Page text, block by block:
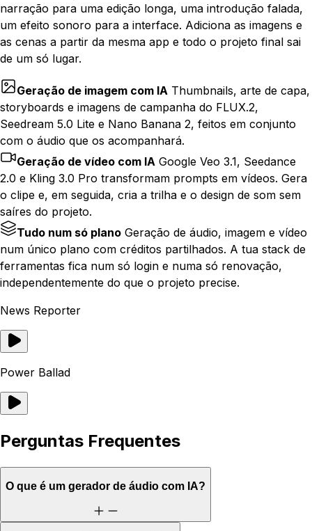
narração para uma edição longa, uma introdução falada,
um efeito sonoro para a interface. Adiciona as imagens e
as cenas a partir da mesma app e todo o projeto final sai
de um só lugar.
Geração de imagem com IA Thumbnails, arte de capa,
storyboards e imagens de campanha do FLUX.2,
Seedream 5.0 Lite e Nano Banana 2, feitos em conjunto
com o áudio que os acompanhará.
Geração de vídeo com IA Google Veo 3.1, Seedance
2.0 e Kling 3.0 Pro transformam prompts em vídeos. Gera
o clipe e, em seguida, cria a trilha e o design de som sem
saíres do projeto.
Tudo num só plano Geração de áudio, imagem e vídeo
num único plano com créditos partilhados. A tua stack de
ferramentas fica num só login e numa só renovação,
independentemente do que o projeto precise.
News Reporter
Power Ballad
Perguntas Frequentes
O que é um gerador de áudio com IA?